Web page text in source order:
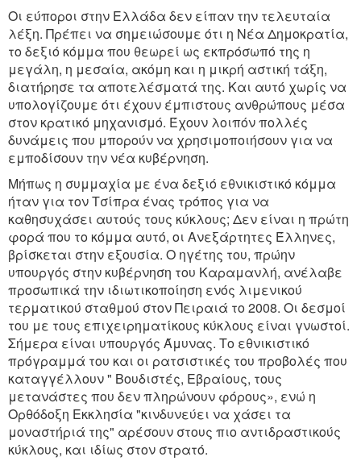
Οι εύποροι στην Ελλάδα δεν είπαν την τελευταία
λέξη. Πρέπει να σημειώσουμε ότι η Νέα Δημοκρατία,
το δεξιό κόμμα που θεωρεί ως εκπρόσωπό της η
μεγάλη, η μεσαία, ακόμη και η μικρή αστική τάξη,
διατήρησε τα αποτελέσματά της. Και αυτό χωρίς να
υπολογίζουμε ότι έχουν έμπιστους ανθρώπους μέσα
στον κρατικό μηχανισμό. Έχουν λοιπόν πολλές
δυνάμεις που μπορούν να χρησιμοποιήσουν για να
εμποδίσουν την νέα κυβέρνηση.
Μήπως η συμμαχία με ένα δεξιό εθνικιστικό κόμμα
ήταν για τον Τσίπρα ένας τρόπος για να
καθησυχάσει αυτούς τους κύκλους; Δεν είναι η πρώτη
φορά που το κόμμα αυτό, οι Ανεξάρτητες Έλληνες,
βρίσκεται στην εξουσία. Ο ηγέτης του, πρώην
υπουργός στην κυβέρνηση του Καραμανλή, ανέλαβε
προσωπικά την ιδιωτικοποίηση ενός λιμενικού
τερματικού σταθμού στον Πειραιά το 2008. Οι δεσμοί
του με τους επιχειρηματίκους κύκλους είναι γνωστοί.
Σήμερα είναι υπουργός Άμυνας. Το εθνικιστικό
πρόγραμμά του και οι ρατσιστικές του προβολές που
καταγγέλλουν " Βουδιστές, Εβραίους, τους
μετανάστες που δεν πληρώνουν φόρους», ενώ η
Ορθόδοξη Εκκλησία "κινδυνεύει να χάσει τα
μοναστήριά της" αρέσουν στους πιο αντιδραστικούς
κύκλους, και ιδίως στον στρατό.